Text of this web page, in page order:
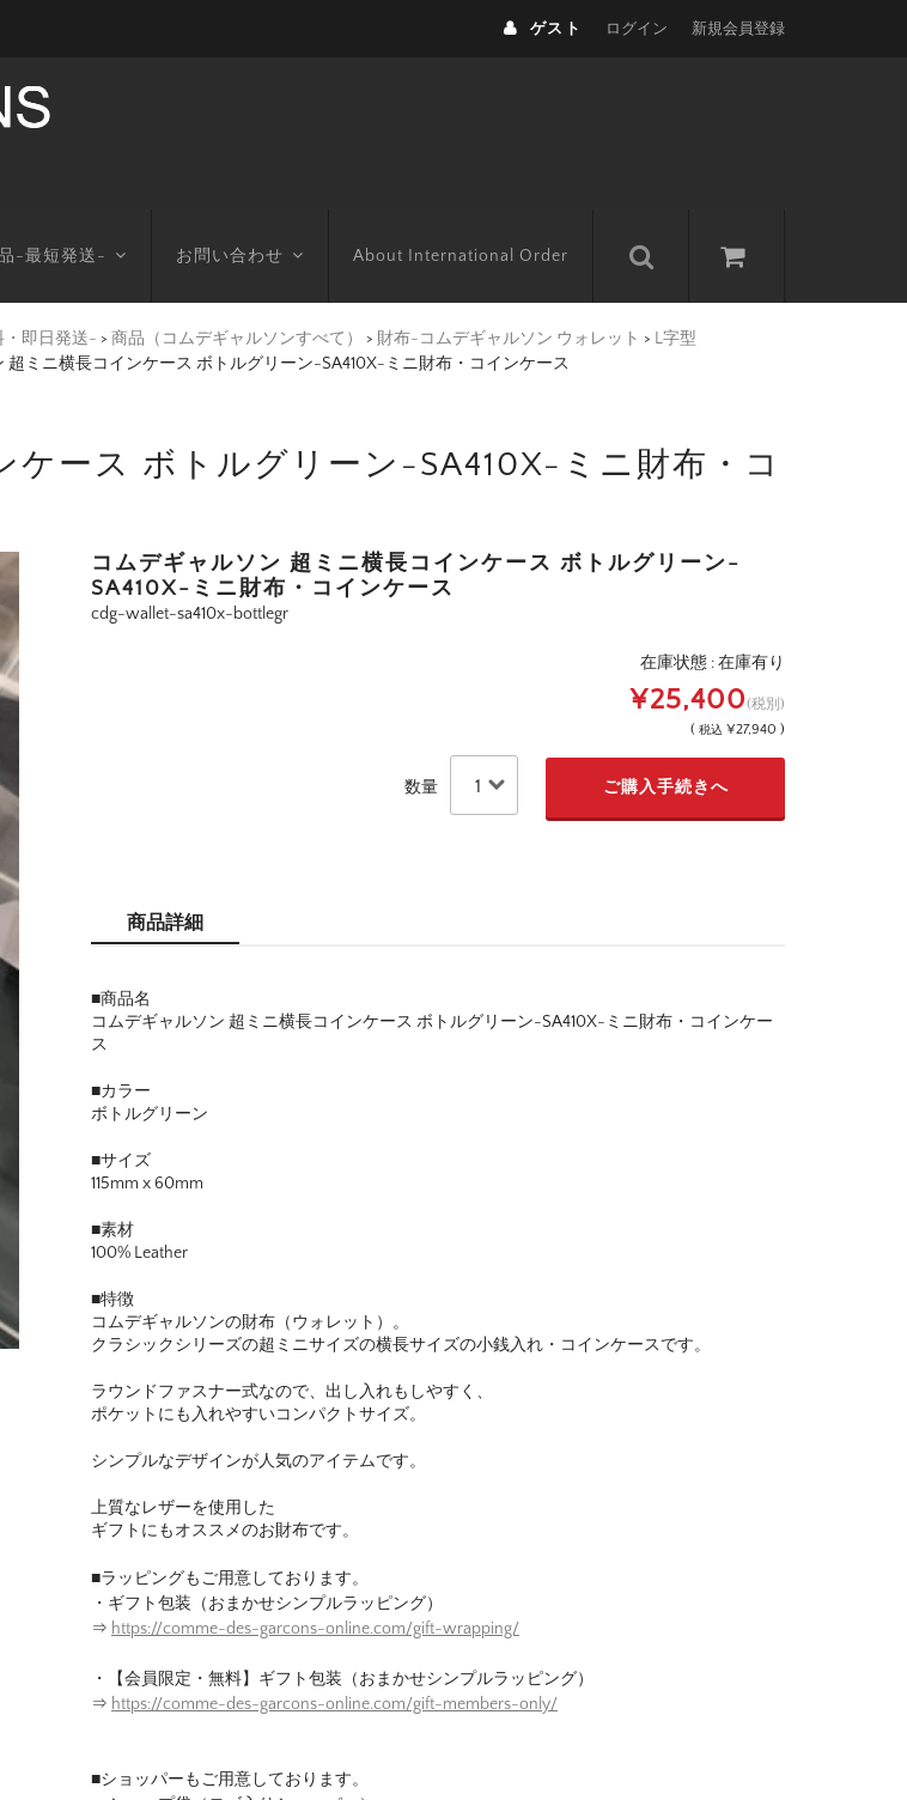
ゲスト ログイン 新規会員登録
-最短発送- お問い合わせ About International Order
・即日発送- > 商品（コムデギャルソンすべて） > 財布-コムデギャルソン ウォレット > L字型
超ミニ横長コインケース ボトルグリーン-SA410X-ミニ財布・コインケース
ース ボトルグリーン-SA410X-ミニ財布・コ
コムデギャルソン 超ミニ横長コインケース ボトルグリーン-
SA410X-ミニ財布・コインケース
cdg-wallet-sa410x-bottlegr
在庫状態 : 在庫有り
¥25,400(税別)
( 税込 ¥27,940 )
数量
商品詳細
■商品名
コムデギャルソン 超ミニ横長コインケース ボトルグリーン-SA410X-ミニ財布・コインケー
ス
■カラー
ボトルグリーン
■サイズ
115mm x 60mm
■素材
100% Leather
■特徴
コムデギャルソンの財布（ウォレット）。
クラシックシリーズの超ミニサイズの横長サイズの小銭入れ・コインケースです。
ラウンドファスナー式なので、出し入れもしやすく、
ポケットにも入れやすいコンパクトサイズ。
シンプルなデザインが人気のアイテムです。
上質なレザーを使用した
ギフトにもオススメのお財布です。
■ラッピングもご用意しております。
・ギフト包装（おまかせシンプルラッピング）
⇒ https://comme-des-garcons-online.com/gift-wrapping/
・【会員限定・無料】ギフト包装（おまかせシンプルラッピング）
⇒ https://comme-des-garcons-online.com/gift-members-only/
■ショッパーもご用意しております。